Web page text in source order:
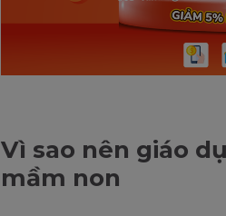
Vì sao nên giáo
mầm non